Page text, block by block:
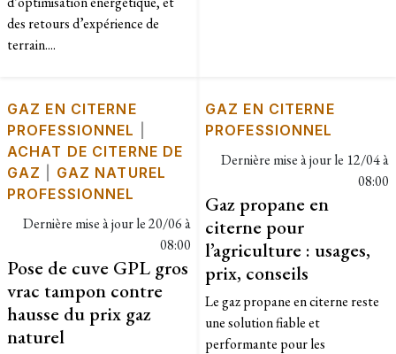
des retours d’expérience de
terrain....
GAZ EN CITERNE
PROFESSIONNEL
ACHAT DE CITERNE DE
GAZ
GAZ NATUREL
PROFESSIONNEL
Dernière mise à jour le20/06 à
08:00
Pose de cuve GPL gros
vrac tampon contre
hausse du prix gaz
naturel
GAZ EN CITERNE
PROFESSIONNEL
Dernière mise à jour le 12/04 à
08:00
Gaz propane en
citerne pour
l’agriculture : usages,
prix, conseils
Le gaz propane en citerne reste
une solution fiable et
performante pour les